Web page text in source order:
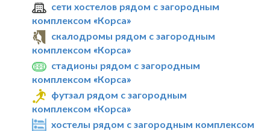
сети хостелов рядом с загородным
комплексом «Корса»
скалодромы рядом с загородным
комплексом «Корса»
стадионы рядом с загородным
комплексом «Корса»
футзал рядом с загородным
комплексом «Корса»
хостелы рядом с загородным комплексом